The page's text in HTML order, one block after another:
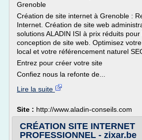
Grenoble
Création de site internet à Grenoble :
Internet. Création de site web
solutions ALADIN ISI à prix réduits pour
conception de site web. Optimisez
local et votre référencement naturel
Entrez pour créer votre site
Confiez nous la refonte de...
Lire la suite
Site : http://www.aladin-conseils.com
CRÉATION SITE INTERNET
PROFESSIONNEL - zixar.be